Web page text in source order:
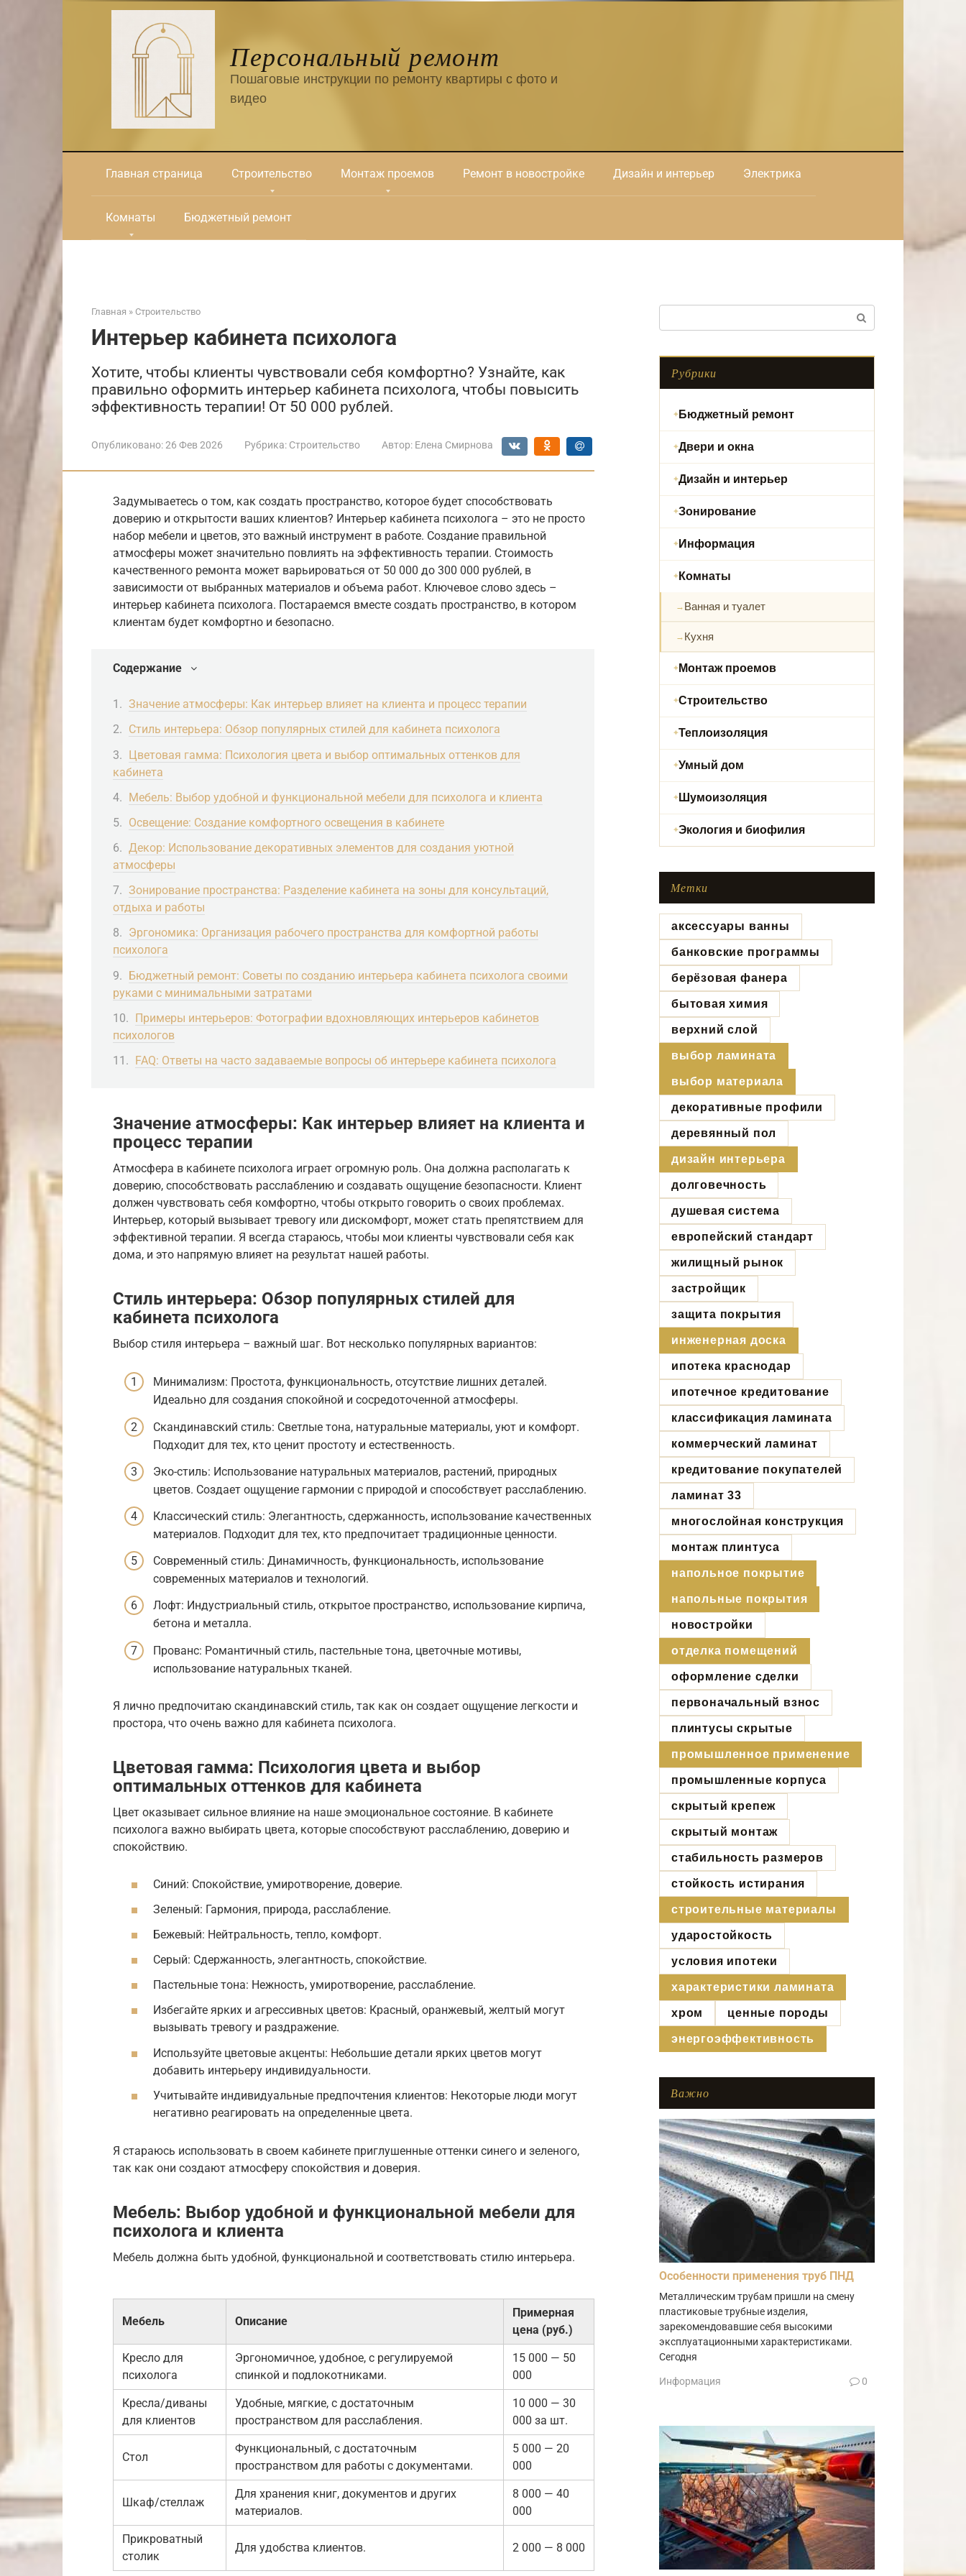
Персональный ремонт
Пошаговые инструкции по ремонту квартиры с фото и
видео
Главная страница Строительство Монтаж проемов Ремонт в новостройке Дизайн и интерьер Электрика
Комнаты Бюджетный ремонт
Главная » Строительство
Интерьер кабинета психолога
Хотите, чтобы клиенты чувствовали себя комфортно? Узнайте, как
правильно оформить интерьер кабинета психолога, чтобы повысить
эффективность терапии! От 50 000 рублей.
Опубликовано:26 Фев 2026 Рубрика: Строительство Автор: Елена Смирнова
Задумываетесь о том, как создать пространство, которое будет способствовать
доверию и открытости ваших клиентов? Интерьер кабинета психолога – это не просто
набор мебели и цветов, это важный инструмент в работе. Создание правильной
атмосферы может значительно повлиять на эффективность терапии. Стоимость
качественного ремонта может варьироваться от 50 000 до 300 000 рублей, в
зависимости от выбранных материалов и объема работ. Ключевое слово здесь –
интерьер кабинета психолога. Постараемся вместе создать пространство, в котором
клиентам будет комфортно и безопасно.
Содержание
Значение атмосферы: Как интерьер влияет на клиента и процесс терапии
Стиль интерьера: Обзор популярных стилей для кабинета психолога
Цветовая гамма: Психология цвета и выбор оптимальных оттенков для
кабинета
Мебель: Выбор удобной и функциональной мебели для психолога и клиента
Освещение: Создание комфортного освещения в кабинете
Декор: Использование декоративных элементов для создания уютной
атмосферы
Зонирование пространства: Разделение кабинета на зоны для консультаций,
отдыха и работы
Эргономика: Организация рабочего пространства для комфортной работы
психолога
Бюджетный ремонт: Советы по созданию интерьера кабинета психолога своими
руками с минимальными затратами
Примеры интерьеров: Фотографии вдохновляющих интерьеров кабинетов
психологов
FAQ: Ответы на часто задаваемые вопросы об интерьере кабинета психолога
Значение атмосферы: Как интерьер влияет на клиента и
процесс терапии
Атмосфера в кабинете психолога играет огромную роль. Она должна располагать к
доверию, способствовать расслаблению и создавать ощущение безопасности. Клиент
должен чувствовать себя комфортно, чтобы открыто говорить о своих проблемах.
Интерьер, который вызывает тревогу или дискомфорт, может стать препятствием для
эффективной терапии. Я всегда стараюсь, чтобы мои клиенты чувствовали себя как
дома, и это напрямую влияет на результат нашей работы.
Стиль интерьера: Обзор популярных стилей для
кабинета психолога
Выбор стиля интерьера – важный шаг. Вот несколько популярных вариантов:
Минимализм: Простота, функциональность, отсутствие лишних деталей.
Идеально для создания спокойной и сосредоточенной атмосферы.
Скандинавский стиль: Светлые тона, натуральные материалы, уют и комфорт.
Подходит для тех, кто ценит простоту и естественность.
Эко-стиль: Использование натуральных материалов, растений, природных
цветов. Создает ощущение гармонии с природой и способствует расслаблению.
Классический стиль: Элегантность, сдержанность, использование качественных
материалов. Подходит для тех, кто предпочитает традиционные ценности.
Современный стиль: Динамичность, функциональность, использование
современных материалов и технологий.
Лофт: Индустриальный стиль, открытое пространство, использование кирпича,
бетона и металла.
Прованс: Романтичный стиль, пастельные тона, цветочные мотивы,
использование натуральных тканей.
Я лично предпочитаю скандинавский стиль, так как он создает ощущение легкости и
простора, что очень важно для кабинета психолога.
Цветовая гамма: Психология цвета и выбор
оптимальных оттенков для кабинета
Цвет оказывает сильное влияние на наше эмоциональное состояние. В кабинете
психолога важно выбирать цвета, которые способствуют расслаблению, доверию и
спокойствию.
Синий: Спокойствие, умиротворение, доверие.
Зеленый: Гармония, природа, расслабление.
Бежевый: Нейтральность, тепло, комфорт.
Серый: Сдержанность, элегантность, спокойствие.
Пастельные тона: Нежность, умиротворение, расслабление.
Избегайте ярких и агрессивных цветов: Красный, оранжевый, желтый могут
вызывать тревогу и раздражение.
Используйте цветовые акценты: Небольшие детали ярких цветов могут
добавить интерьеру индивидуальности.
Учитывайте индивидуальные предпочтения клиентов: Некоторые люди могут
негативно реагировать на определенные цвета.
Я стараюсь использовать в своем кабинете приглушенные оттенки синего и зеленого,
так как они создают атмосферу спокойствия и доверия.
Мебель: Выбор удобной и функциональной мебели для
психолога и клиента
Мебель должна быть удобной, функциональной и соответствовать стилю интерьера.
Мебель Описание
Примерная
цена (руб.)
Кресло для
психолога
Эргономичное, удобное, с регулируемой
спинкой и подлокотниками.
15 000 — 50
000
Кресла/диваны
для клиентов
Удобные, мягкие, с достаточным
пространством для расслабления.
10 000 — 30
000 за шт.
Стол
Функциональный, с достаточным
пространством для работы с документами.
5 000 — 20
000
Шкаф/стеллаж
Для хранения книг, документов и других
материалов.
8 000 — 40
000
Прикроватный
столик
Для удобства клиентов. 2 000 — 8 000
Рубрики
Бюджетный ремонт
Двери и окна
Дизайн и интерьер
Зонирование
Информация
Комнаты
Ванная и туалет
Кухня
Монтаж проемов
Строительство
Теплоизоляция
Умный дом
Шумоизоляция
Экология и биофилия
Метки
аксессуары ванны
банковские программы
берёзовая фанера
бытовая химия
верхний слой
выбор ламината
выбор материала
декоративные профили
деревянный пол
дизайн интерьера
долговечность
душевая система
европейский стандарт
жилищный рынок
застройщик
защита покрытия
инженерная доска
ипотека краснодар
ипотечное кредитование
классификация ламината
коммерческий ламинат
кредитование покупателей
ламинат 33
многослойная конструкция
монтаж плинтуса
напольное покрытие
напольные покрытия
новостройки
отделка помещений
оформление сделки
первоначальный взнос
плинтусы скрытые
промышленное применение
промышленные корпуса
скрытый крепеж
скрытый монтаж
стабильность размеров
стойкость истирания
строительные материалы
ударостойкость
условия ипотеки
характеристики ламината
хром ценные породы
энергоэффективность
Важно
Особенности применения труб ПНД
Металлическим трубам пришли на смену
пластиковые трубные изделия,
зарекомендовавшие себя высокими
эксплуатационными характеристиками.
Сегодня
Информация 0